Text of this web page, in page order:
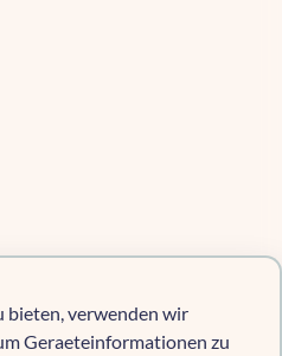
bieten, verwenden wir
Geraeteinformationen zu